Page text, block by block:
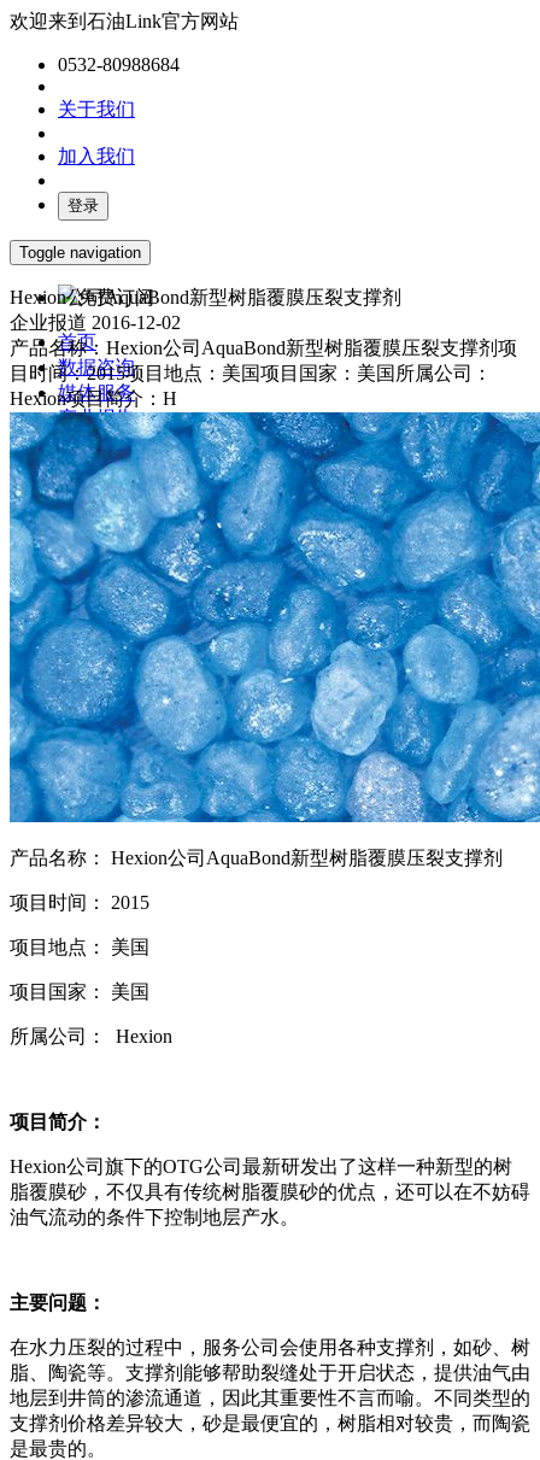
欢迎来到石油Link官方网站
0532-80988684
关于我们
加入我们
登录
Toggle navigation
免费订阅
首页
数据咨询
媒体服务
产业报告
油气数字化
Hexion公司AquaBond新型树脂覆膜压裂支撑剂
企业报道 2016-12-02
产品名称：Hexion公司AquaBond新型树脂覆膜压裂支撑剂项
目时间：2015项目地点：美国项目国家：美国所属公司：
Hexion项目简介：H
产品名称： Hexion公司AquaBond新型树脂覆膜压裂支撑剂
项目时间： 2015
项目地点： 美国
项目国家： 美国
所属公司： Hexion
项目简介：
Hexion公司旗下的OTG公司最新研发出了这样一种新型的树
脂覆膜砂，不仅具有传统树脂覆膜砂的优点，还可以在不妨碍
油气流动的条件下控制地层产水。
主要问题：
在水力压裂的过程中，服务公司会使用各种支撑剂，如砂、树
脂、陶瓷等。支撑剂能够帮助裂缝处于开启状态，提供油气由
地层到井筒的渗流通道，因此其重要性不言而喻。不同类型的
支撑剂价格差异较大，砂是最便宜的，树脂相对较贵，而陶瓷
是最贵的。